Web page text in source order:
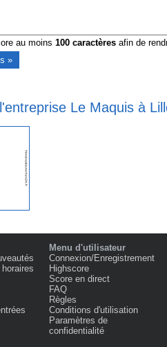
au moins 100caractèresafin de
Le Maquis à
Menu d'utilisateur
Connexion/Enregistrement
Highscore
Score en direct
FAQ
Règles
Conditions d'utilisation
Paramètres de
confidentialité